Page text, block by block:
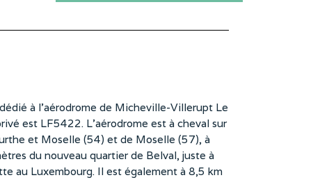
à l’aérodrome de Micheville-Villerupt Le
est LF5422. L’aérodrome est à cheval sur
et Moselle (54) et de Moselle (57), à
du nouveau quartier de Belval, juste à
au Luxembourg. Il est également à 8,5 km